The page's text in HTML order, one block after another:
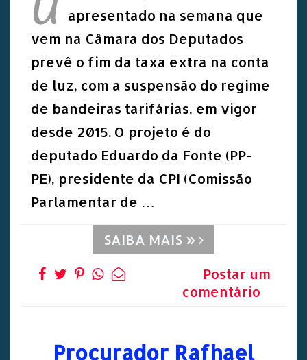
apresentado na semana que
vem na Câmara dos Deputados
prevê o fim da taxa extra na conta
de luz, com a suspensão do regime
de bandeiras tarifárias, em vigor
desde 2015. O projeto é do
deputado Eduardo da Fonte (PP-
PE), presidente da CPI (Comissão
Parlamentar de …
SAIBA MAIS »
Postar um
comentário
Procurador Rafhael